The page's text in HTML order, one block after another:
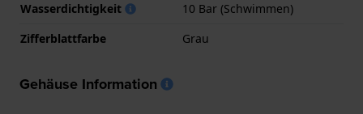
Wasserdichtigkeit
10 Bar (Schwimmen)
Zifferblattfarbe
Grau
Gehäuse Information